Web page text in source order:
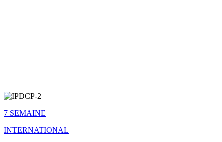
7 SEMAINE
INTERNATIONAL